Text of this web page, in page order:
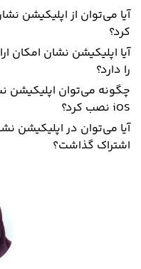
آیا می‌توان از اپلیکیشن
کرد؟
آیا اپلیکیشن نشان امکان
را دارد؟
چگونه می‌توان اپلیکیشن
iOS نصب کرد؟
آیا می‌توان در اپلیکیشن
اشتراک گذاشت؟